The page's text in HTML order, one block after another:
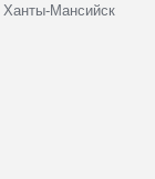
Ханты-Мансийск